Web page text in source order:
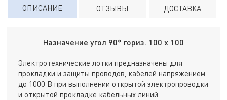
ОПИСАНИЕ ОТЗЫВЫ ДОСТАВКА
Назначение угол 90° гориз. 100 х 100
Электротехнические лотки предназначены для
прокладки и защиты проводов, кабелей напряжением
до 1000 В при выполнении открытой электропроводки
и открытой прокладке кабельных линий.